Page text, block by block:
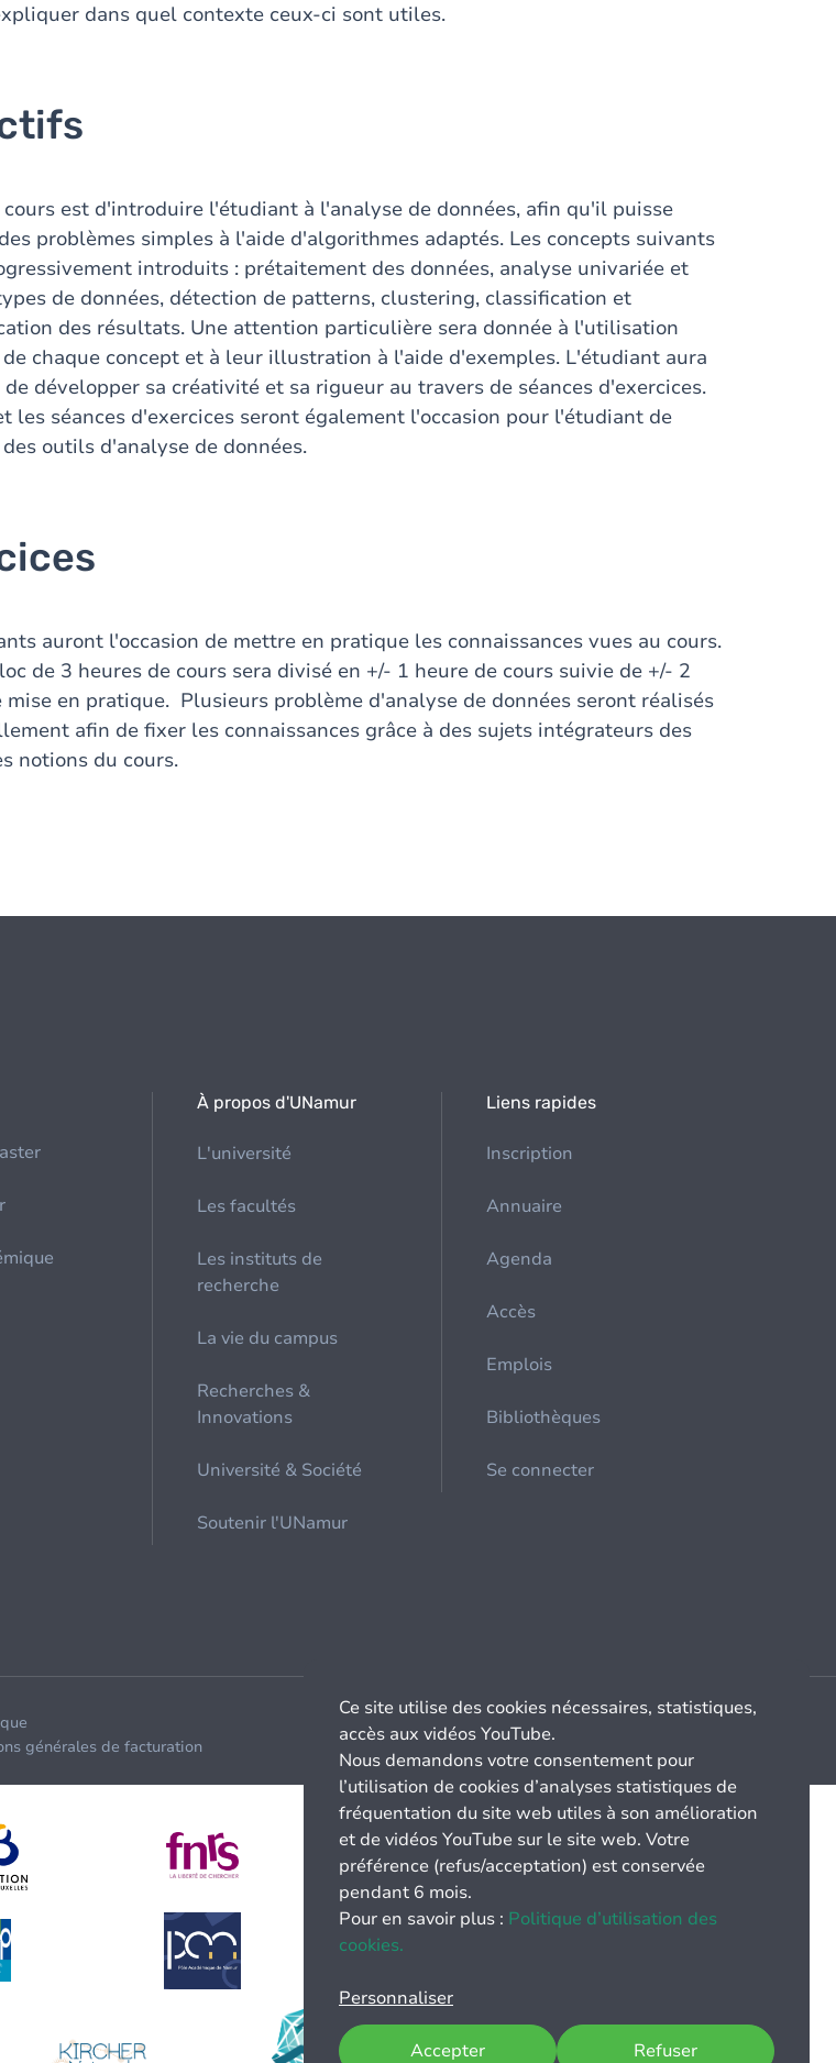
dans quel contexte ceux-ci sont utiles.
est d'introduire l'étudiant à l'analyse de données, afin qu'il puisse
problèmes simples à l'aide d'algorithmes adaptés. Les concepts suivants
introduits : prétaitement des données, analyse univariée et
de données, détection de patterns, clustering, classification et
des résultats. Une attention particulière sera donnée à l'utilisation
chaque concept et à leur illustration à l'aide d'exemples. L'étudiant aura
de développer sa créativité et sa rigueur au travers de séances d'exercices.
les séances d'exercices seront également l'occasion pour l'étudiant de
outils d'analyse de données.
auront l'occasion de mettre en pratique les connaissances vues au cours.
de 3 heures de cours sera divisé en +/- 1 heure de cours suivie de +/- 2
mise en pratique. Plusieurs problème d'analyse de données seront réalisés
afin de fixer les connaissances grâce à des sujets intégrateurs des
notions du cours.
À propos d'UNamur
L'université
Les facultés
Les instituts de
recherche
La vie du campus
Recherches &
Innovations
Université & Société
Soutenir l'UNamur
Liens rapides
Inscription
Annuaire
Agenda
Accès
Emplois
Bibliothèques
Se connecter
générales de facturation
Ce site utilise des cookies nécessaires, statistiques,
accès aux vidéos YouTube.
Nous demandons votre consentement pour
l’utilisation de cookies d’analyses statistiques de
fréquentation du site web utiles à son amélioration
et de vidéos YouTube sur le site web. Votre
préférence (refus/acceptation) est conservée
pendant 6 mois.
Pour en savoir plus : Politique d’utilisation des
cookies.
Personnaliser
Refuser
Accepter